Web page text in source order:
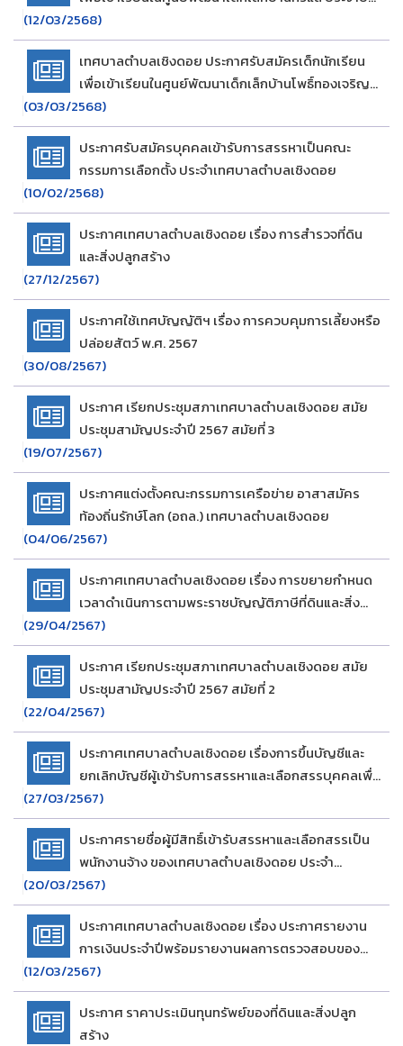
การศึกษา 2568
(12/03/2568)
เทศบาลตำบลเชิงดอย ประกาศรับสมัครเด็กนักเรียน
เพื่อเข้าเรียนในศูนย์พัฒนาเด็กเล็กบ้านโพธิ์ทองเจริญ
ประจำปีการศึกษา 2568
(03/03/2568)
ประกาศรับสมัครบุคคลเข้ารับการสรรหาเป็นคณะ
กรรมการเลือกตั้ง ประจำเทศบาลตำบลเชิงดอย
(10/02/2568)
ประกาศเทศบาลตำบลเชิงดอย เรื่อง การสำรวจที่ดิน
และสิ่งปลูกสร้าง
(27/12/2567)
ประกาศใช้เทศบัญญัติฯ เรื่อง การควบคุมการเลี้ยงหรือ
ปล่อยสัตว์ พ.ศ. 2567
(30/08/2567)
ประกาศ เรียกประชุมสภาเทศบาลตำบลเชิงดอย สมัย
ประชุมสามัญประจำปี 2567 สมัยที่ 3
(19/07/2567)
ประกาศแต่งตั้งคณะกรรมการเครือข่าย อาสาสมัคร
ท้องถิ่นรักษ์โลก (อถล.) เทศบาลตำบลเชิงดอย
(04/06/2567)
ประกาศเทศบาลตำบลเชิงดอย เรื่อง การขยายกำหนด
เวลาดำเนินการตามพระราชบัญญัติภาษีที่ดินและสิ่ง
ปลูกสร้าง พ.ศ.2562 ประจำปี พ.ศ.2567
(29/04/2567)
ประกาศ เรียกประชุมสภาเทศบาลตำบลเชิงดอย สมัย
ประชุมสามัญประจำปี 2567 สมัยที่ 2
(22/04/2567)
ประกาศเทศบาลตำบลเชิงดอย เรื่องการขึ้นบัญชีและ
ยกเลิกบัญชีผู้เข้ารับการสรรหาและเลือกสรรบุคคลเพื่อ
แต่งตั้งเป็นพนักงานจ้าง ประจำปีงบประมาณ พ.ศ.2567
(27/03/2567)
ประกาศรายชื่อผู้มีสิทธิ์เข้ารับสรรหาและเลือกสรรเป็น
พนักงานจ้าง ของเทศบาลตำบลเชิงดอย ประจำ
ปีงบประมาณ พ.ศ.2567
(20/03/2567)
ประกาศเทศบาลตำบลเชิงดอย เรื่อง ประกาศรายงาน
การเงินประจำปีพร้อมรายงานผลการตรวจสอบของ
สตง. ประจำปี 2566
(12/03/2567)
ประกาศ ราคาประเมินทุนทรัพย์ของที่ดินและสิ่งปลูก
สร้าง